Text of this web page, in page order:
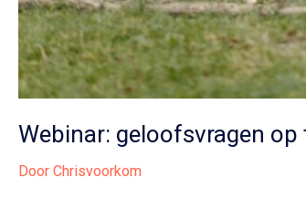
Webinar: geloofsvragen
Door Chrisvoorkom